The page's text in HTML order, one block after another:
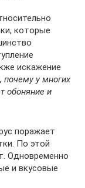
которые
искажение
у многих
обоняние и
поражает
По этой
Одновременно
и вкусовые